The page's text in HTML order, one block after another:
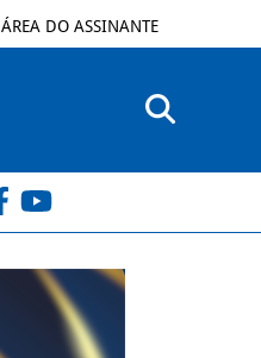
ÁREA DO ASSINANTE